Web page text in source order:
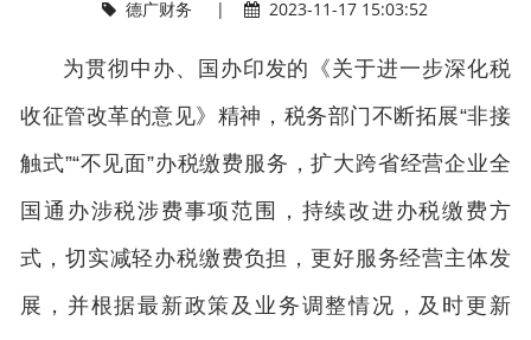
o
n
德广财务 | 2023-11-17 15:03:52
为贯彻中办、国办印发的《关于进一步深化税
收征管改革的意见》精神，税务部门不断拓展“非接
触式”“不见面”办税缴费服务，扩大跨省经营企业全
国通办涉税涉费事项范围，持续改进办税缴费方
式，切实减轻办税缴费负担，更好服务经营主体发
展，并根据最新政策及业务调整情况，及时更新